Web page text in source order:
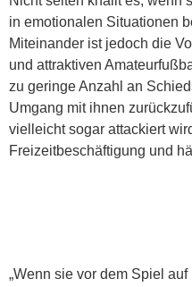
in emotionalen Situationen
Miteinander ist jedoch die
und attraktiven
zu geringe Anzahl an
Umgang mit ihnen
vielleicht sogar attackiert
Freizeitbeschäftigung und
„Wenn sie vor dem Spiel